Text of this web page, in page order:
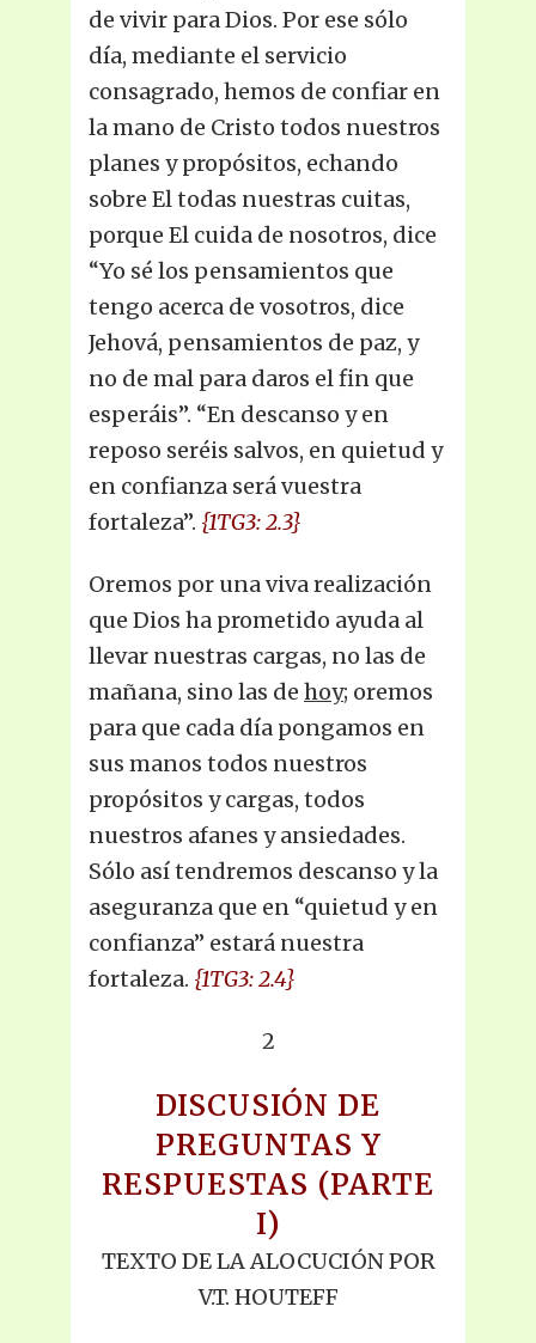
de vivir para Dios. Por ese sólo
día, mediante el servicio
consagrado, hemos de confiar en
la mano de Cristo todos nuestros
planes y propósitos, echando
sobre El todas nuestras cuitas,
porque El cuida de nosotros, dice
“Yo sé los pensamientos que
tengo acerca de vosotros, dice
Jehová, pensamientos de paz, y
no de mal para daros el fin que
esperáis”. “En descanso y en
reposo seréis salvos, en quietud y
en confianza será vuestra
fortaleza”. {1TG3: 2.3}
Oremos por una viva realización
que Dios ha prometido ayuda al
llevar nuestras cargas, no las de
mañana, sino las de hoy; oremos
para que cada día pongamos en
sus manos todos nuestros
propósitos y cargas, todos
nuestros afanes y ansiedades.
Sólo así tendremos descanso y la
aseguranza que en “quietud y en
confianza” estará nuestra
fortaleza. {1TG3: 2.4}
2
DISCUSIÓN DE
PREGUNTAS Y
RESPUESTAS (PARTE
I)
TEXTO DE LA ALOCUCIÓN POR
V.T. HOUTEFF